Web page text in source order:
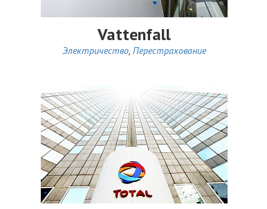
Vattenfall
Электричество, Перестрахование